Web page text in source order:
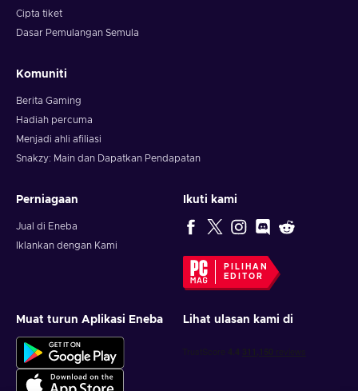
Penebusan selesai! Nikmati pembelian anda!
Cipta tiket
Dasar Pemulangan Semula
Komuniti
Berita Gaming
Hadiah percuma
Menjadi ahli afiliasi
Snakzy: Main dan Dapatkan Pendapatan
Perniagaan
Jual di Eneba
Iklankan dengan Kami
Ikuti kami
PILIHAN
EDITOR
Muat turun Aplikasi Eneba Lihat ulasan kami di